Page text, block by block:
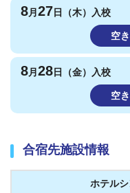
8月 27日（木）入校
空
8月 28日（金）入校
空
合宿先施設情報
ホテルシ